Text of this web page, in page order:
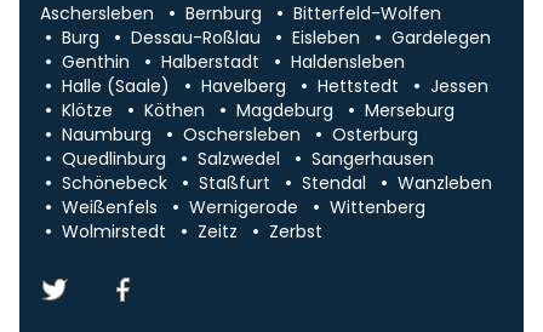
Aschersleben Bernburg
Bitterfeld-Wolfen
Burg
Dessau-Roßlau Eisleben
Gardelegen
Genthin
Halberstadt
Haldensleben
Halle (Saale)
Havelberg Hettstedt
Jessen
Klötze
Köthen Magdeburg
Merseburg
Naumburg
Oschersleben
Osterburg
Quedlinburg
Salzwedel
Sangerhausen
Schönebeck
Staßfurt Stendal
Wanzleben
Weißenfels
Wernigerode
Wittenberg
Wolmirstedt
Zeitz Zerbst